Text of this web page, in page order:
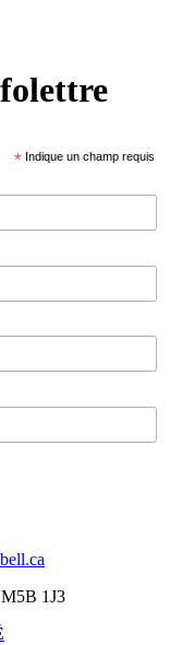
* Indique un champ requis
1J3